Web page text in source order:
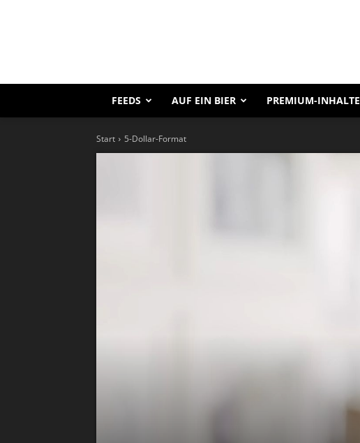
FEEDS AUF EIN BIER PREMIUM-INHALTE
Start 5-Dollar-Format